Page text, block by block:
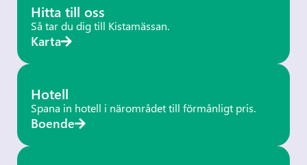
Hitta till oss
Så tar du dig till Kistamässan.
Karta
Hotell
Spana in hotell i närområdet till förmånligt pris.
Boende